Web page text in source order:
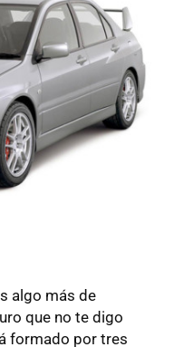
algo más de
que no te digo
formado por tres